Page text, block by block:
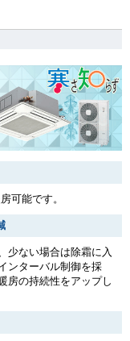
可能です。
少ない場合は除霜に入
ンターバル制御を採
房の持続性をアップし